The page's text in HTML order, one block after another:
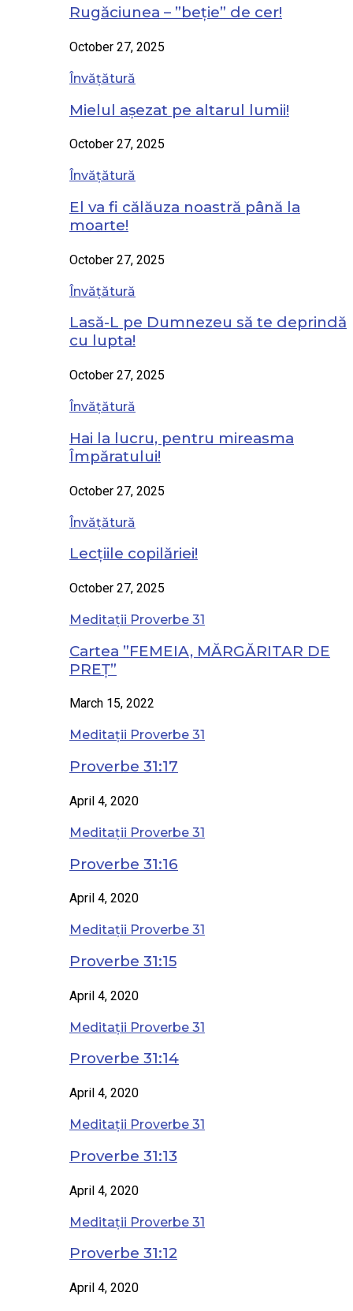
Rugăciunea – ”beție” de cer!
October 27, 2025
Învățătură
Mielul așezat pe altarul lumii!
October 27, 2025
Învățătură
El va fi călăuza noastră până la
moarte!
October 27, 2025
Învățătură
Lasă-L pe Dumnezeu să te deprindă
cu lupta!
October 27, 2025
Învățătură
Hai la lucru, pentru mireasma
Împăratului!
October 27, 2025
Învățătură
Lecțiile copilăriei!
October 27, 2025
Meditații Proverbe 31
Cartea ”FEMEIA, MĂRGĂRITAR DE
PREȚ”
March 15, 2022
Meditații Proverbe 31
Proverbe 31:17
April 4, 2020
Meditații Proverbe 31
Proverbe 31:16
April 4, 2020
Meditații Proverbe 31
Proverbe 31:15
April 4, 2020
Meditații Proverbe 31
Proverbe 31:14
April 4, 2020
Meditații Proverbe 31
Proverbe 31:13
April 4, 2020
Meditații Proverbe 31
Proverbe 31:12
April 4, 2020